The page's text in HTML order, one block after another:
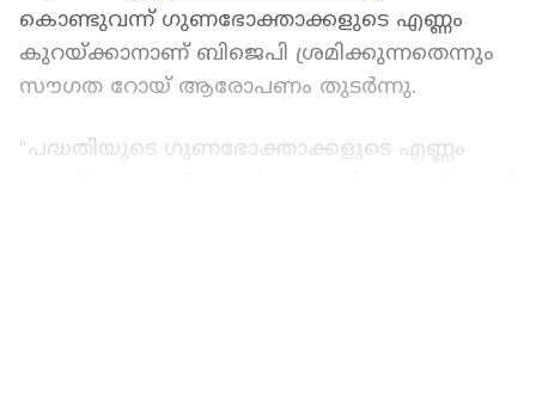
കൊണ്ടുവന്ന് ഗുണഭോക്താക്കളുടെ എണ്ണം
കുറയ്ക്കാനാണ് ബിജെപി ശ്രമിക്കുന്നതെന്നും
സൗ​ഗത റോയ് ആരോപണം തുടർന്നു.
"പദ്ധതിയുടെ ഗുണഭോക്താക്കളുടെ എണ്ണം